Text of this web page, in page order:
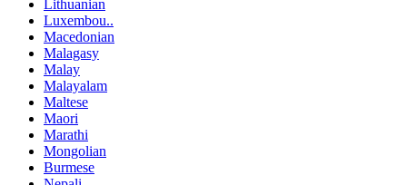
Lithuanian
Luxembou..
Macedonian
Malagasy
Malay
Malayalam
Maltese
Maori
Marathi
Mongolian
Burmese